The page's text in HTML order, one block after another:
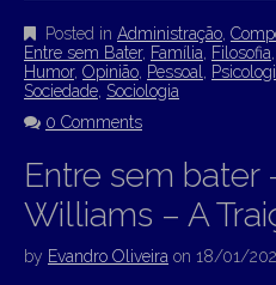
Posted in Administração
Entre sem Bater, Família Filosofia
Humor, Opinião Pessoal
Sociedade Sociologia
0 Comments
Entre sem bater
Williams – A
by Evandro Oliveira on 18/01/